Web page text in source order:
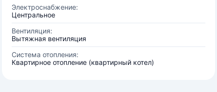
Электроснабжение:
Центральное
Вентиляция:
Вытяжная вентиляция
Система отопления:
Квартирное отопление (квартирный котел)